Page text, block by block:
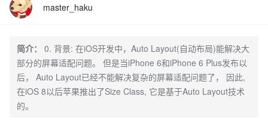
master_haku
简介：
0. 背景: 在iOS开发中，Auto Layout(自动布局)能解决大
部分的屏幕适配问题。 但是当iPhone 6和iPhone 6 Plus发布以
后， Auto Layout已经不能解决复杂的屏幕适配问题了， 因此,
在iOS 8以后苹果推出了Size Class, 它是基于Auto Layout技术
的。